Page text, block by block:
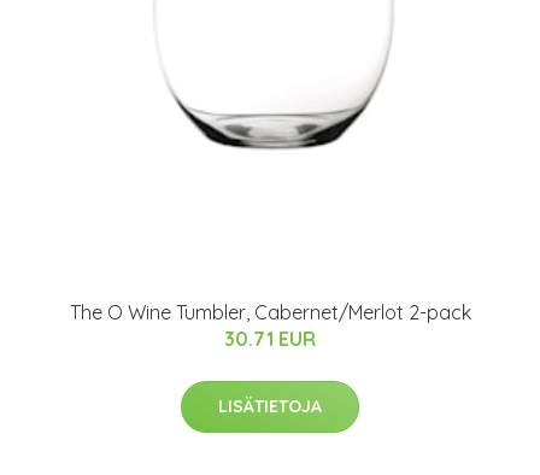
The O Wine Tumbler, Cabernet/Merlot 2-pack
30.71 EUR
LISÄTIETOJA